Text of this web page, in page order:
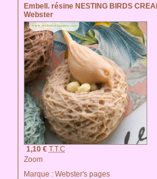
Embell. résine NESTING BIRDS
Webster
1,10 € T.T.C
Zoom
Marque : Webster's pages